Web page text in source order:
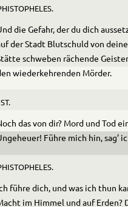
die Gefahr, der du dich
der Stadt Blutschuld von
schweben rächende
wiederkehrenden Mörder.
das von dir? Mord und Tod
Führe mich hin, sag’
führe dich, und was ich thun
im Himmel und auf Erden?